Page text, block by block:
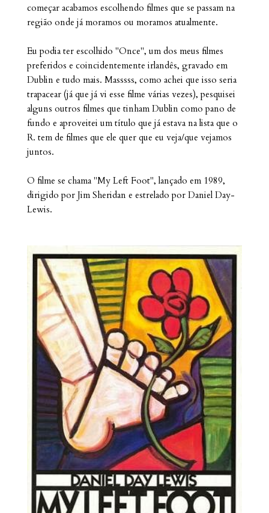
começar acabamos escolhendo filmes que se passam na
região onde já moramos ou moramos atualmente.
Eu podia ter escolhido "Once", um dos meus filmes
preferidos e coincidentemente irlandês, gravado em
Dublin e tudo mais. Masssss, como achei que isso seria
trapacear (já que já vi esse filme várias vezes), pesquisei
alguns outros filmes que tinham Dublin como pano de
fundo e aproveitei um título que já estava na lista que o
R. tem de filmes que ele quer que eu veja/que vejamos
juntos.
O filme se chama "My Left Foot", lançado em 1989,
dirigido por Jim Sheridan e estrelado por Daniel Day-
Lewis.